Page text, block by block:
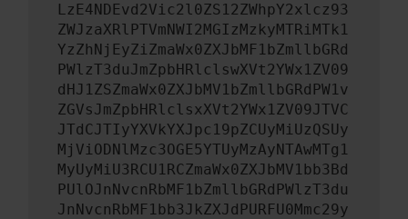
LzE4NDEvd2Vic2l0ZS12ZWhpY2xlcz93
ZWJzaXRlPTVmNWI2MGIzMzkyMTRiMTk1
YzZhNjEyZiZmaWx0ZXJbMF1bZmllbGRd
PWlzT3duJmZpbHRlclswXVt2YWx1ZV09
dHJ1ZSZmaWx0ZXJbMV1bZmllbGRdPW1v
ZGVsJmZpbHRlclsxXVt2YWx1ZV09JTVC
JTdCJTIyYXVkYXJpc19pZCUyMiUzQSUy
MjViODNlMzc3OGE5YTUyMzAyNTAwMTg1
MyUyMiU3RCU1RCZmaWx0ZXJbMV1bb3Bd
PUlOJnNvcnRbMF1bZmllbGRdPWlzT3du
JnNvcnRbMF1bb3JkZXJdPURFU0Mmc29y